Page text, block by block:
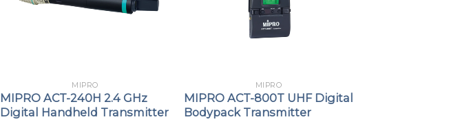
MIPRO
MIPRO ACT-240H 2.4 GHz
Digital Handheld Transmitter
MIPRO
MIPRO ACT-800T UHF Digital
Bodypack Transmitter